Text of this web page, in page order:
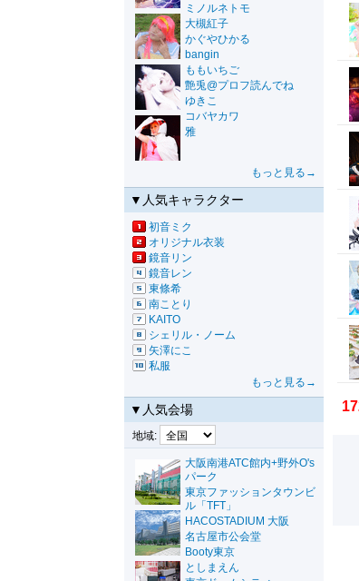
ミノルネトモ
大槻紅子
かぐやひかる
bangin
ももいちご
艶兎@プロフ読んでね
ゆきこ
コバヤカワ
雅
もっと見る→
▼人気キャラクター
初音ミク
オリジナル衣装
鏡音リン
鏡音レン
東條希
南ことり
KAITO
シェリル・ノーム
矢澤にこ
私服
もっと見る→
▼人気会場
地域:
大阪南港ATC館内+野外O's
パーク
東京ファッションタウンビ
ル「TFT」
HACOSTADIUM 大阪
名古屋市公会堂
Booty東京
としまえん